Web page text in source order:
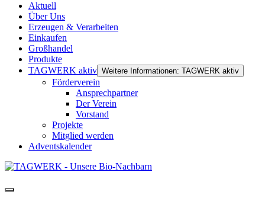
Aktuell
Über Uns
Erzeugen & Verarbeiten
Einkaufen
Großhandel
Produkte
TAGWERK aktiv Weitere Informationen: TAGWERK aktiv
Förderverein
Ansprechpartner
Der Verein
Vorstand
Projekte
Mitglied werden
Adventskalender